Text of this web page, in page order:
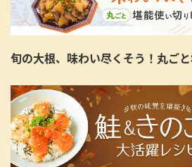
旬の大根、味わい尽くそう！丸ご